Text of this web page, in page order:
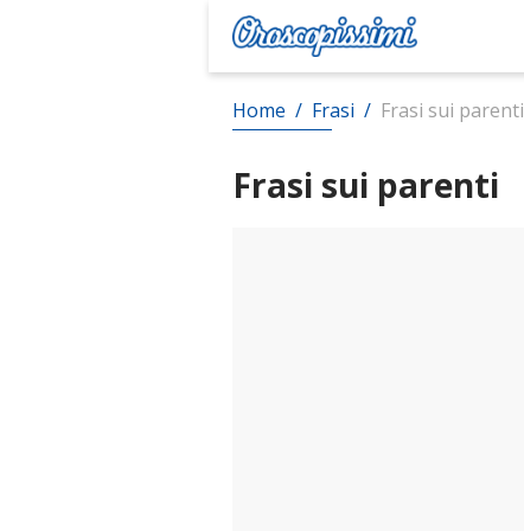
Home / Frasi / Frasi sui parenti
Frasi sui parenti